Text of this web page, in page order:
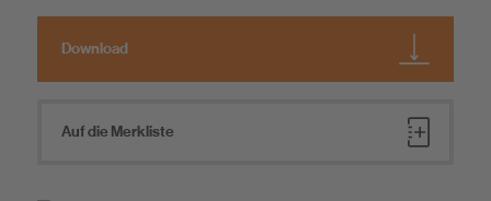
Download
Auf die Merkliste